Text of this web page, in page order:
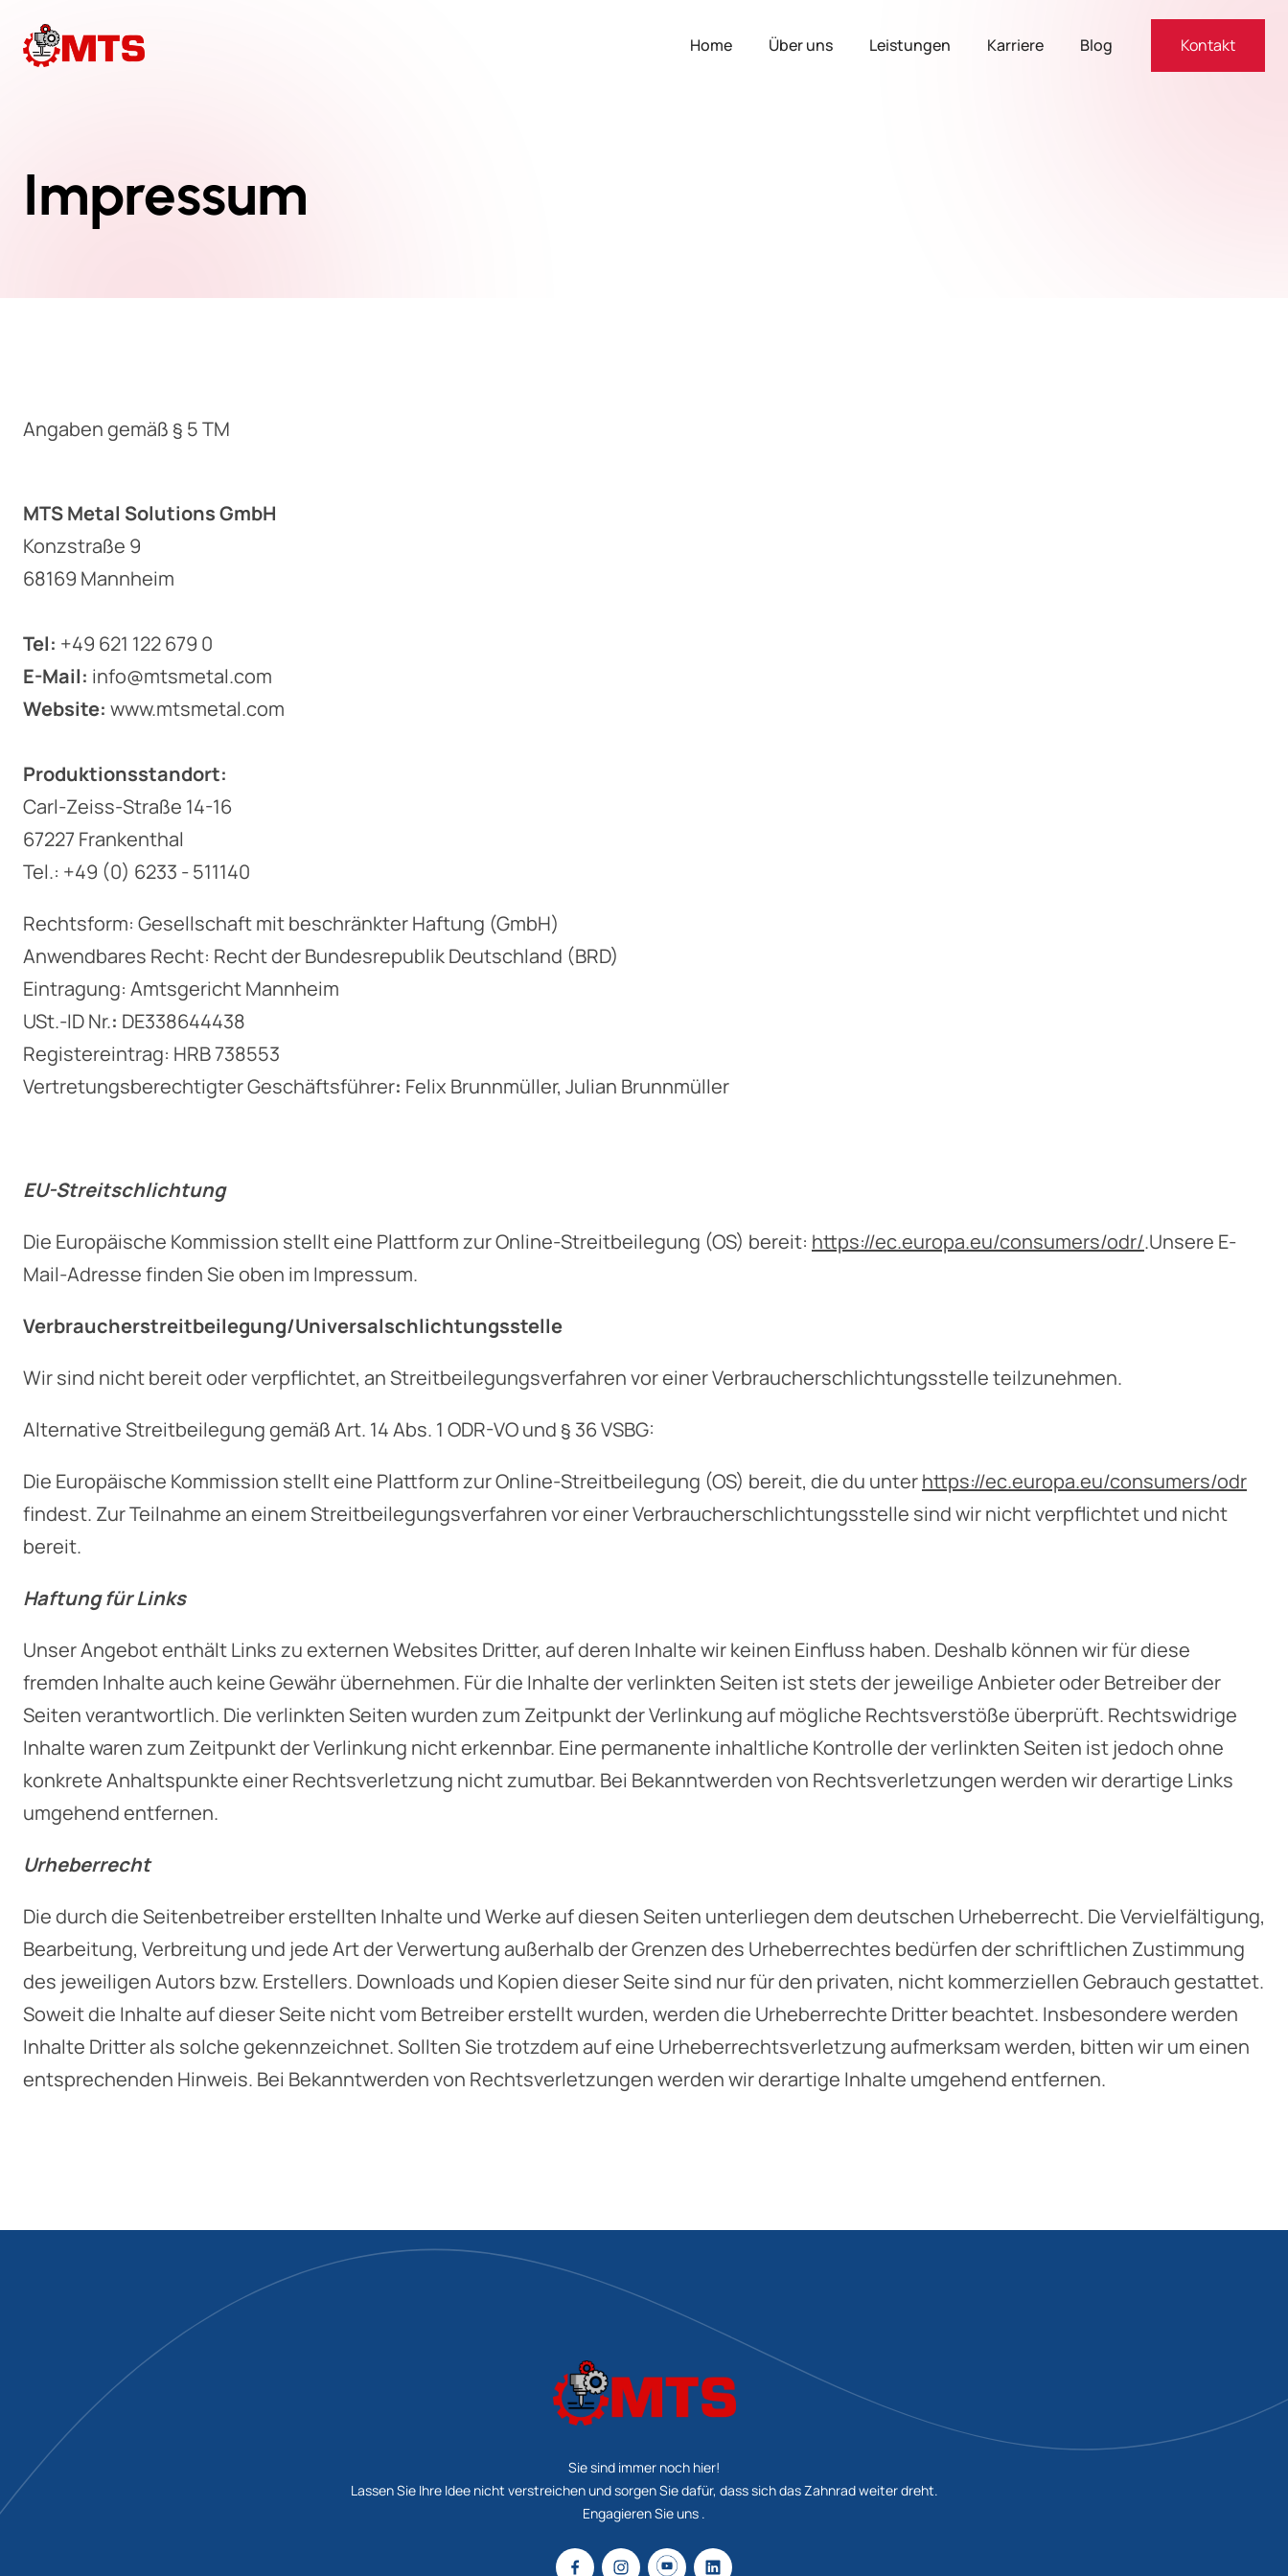
Home Über uns Leistungen Karriere Blog Kontakt
Impressum
Angaben gemäß § 5 TM
MTS Metal Solutions GmbH
Konzstraße 9
68169 Mannheim
Tel: +49 621 122 679 0
E-Mail: info@mtsmetal.com
Website: www.mtsmetal.com
Produktionsstandort:
Carl-Zeiss-Straße 14-16
67227 Frankenthal
Tel.: +49 (0) 6233 - 511140
Rechtsform: Gesellschaft mit beschränkter Haftung (GmbH)
Anwendbares Recht: Recht der Bundesrepublik Deutschland (BRD)
Eintragung: Amtsgericht Mannheim
USt.-ID Nr.: DE338644438
Registereintrag: HRB 738553
Vertretungsberechtigter Geschäftsführer: Felix Brunnmüller, Julian Brunnmüller
EU-Streitschlichtung
Die Europäische Kommission stellt eine Plattform zur Online-Streitbeilegung (OS) bereit: https://ec.europa.eu/consumers/odr/.Unsere E-
Mail-Adresse finden Sie oben im Impressum.
Verbraucherstreitbeilegung/Universalschlichtungsstelle
Wir sind nicht bereit oder verpflichtet, an Streitbeilegungsverfahren vor einer Verbraucherschlichtungsstelle teilzunehmen.
Alternative Streitbeilegung gemäß Art. 14 Abs. 1 ODR-VO und § 36 VSBG:
Die Europäische Kommission stellt eine Plattform zur Online-Streitbeilegung (OS) bereit, die du unterhttps://ec.europa.eu/consumers/odr
findest. Zur Teilnahme an einem Streitbeilegungsverfahren vor einer Verbraucherschlichtungsstelle sind wir nicht verpflichtet und nicht
bereit.
Haftung für Links
Unser Angebot enthält Links zu externen Websites Dritter, auf deren Inhalte wir keinen Einfluss haben. Deshalb können wir für diese
fremden Inhalte auch keine Gewähr übernehmen. Für die Inhalte der verlinkten Seiten ist stets der jeweilige Anbieter oder Betreiber der
Seiten verantwortlich. Die verlinkten Seiten wurden zum Zeitpunkt der Verlinkung auf mögliche Rechtsverstöße überprüft. Rechtswidrige
Inhalte waren zum Zeitpunkt der Verlinkung nicht erkennbar. Eine permanente inhaltliche Kontrolle der verlinkten Seiten ist jedoch ohne
konkrete Anhaltspunkte einer Rechtsverletzung nicht zumutbar. Bei Bekanntwerden von Rechtsverletzungen werden wir derartige Links
umgehend entfernen.
Urheberrecht
Die durch die Seitenbetreiber erstellten Inhalte und Werke auf diesen Seiten unterliegen dem deutschen Urheberrecht. Die Vervielfältigung,
Bearbeitung, Verbreitung und jede Art der Verwertung außerhalb der Grenzen des Urheberrechtes bedürfen der schriftlichen Zustimmung
des jeweiligen Autors bzw. Erstellers. Downloads und Kopien dieser Seite sind nur für den privaten, nicht kommerziellen Gebrauch gestattet.
Soweit die Inhalte auf dieser Seite nicht vom Betreiber erstellt wurden, werden die Urheberrechte Dritter beachtet. Insbesondere werden
Inhalte Dritter als solche gekennzeichnet. Sollten Sie trotzdem auf eine Urheberrechtsverletzung aufmerksam werden, bitten wir um einen
entsprechenden Hinweis. Bei Bekanntwerden von Rechtsverletzungen werden wir derartige Inhalte umgehend entfernen.
Sie sind immer noch hier!
Lassen Sie Ihre Idee nicht verstreichen und sorgen Sie dafür, dass sich das Zahnrad weiter dreht.
Engagieren Sie uns .